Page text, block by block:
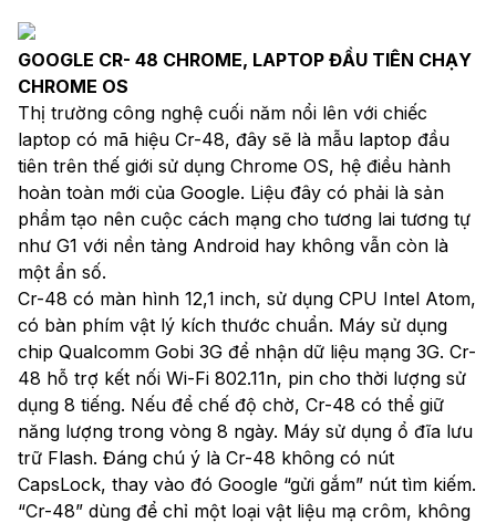
GOOGLE CR- 48 CHROME, LAPTOP ĐẦU TIÊN CHẠY
CHROME OS
Thị trường công nghệ cuối năm nổi lên với chiếc
laptop có mã hiệu Cr-48, đây sẽ là mẫu laptop đầu
tiên trên thế giới sử dụng Chrome OS, hệ điều hành
hoàn toàn mới của Google. Liệu đây có phải là sản
phẩm tạo nên cuộc cách mạng cho tương lai tương tự
như G1 với nền tảng Android hay không vẫn còn là
một ẩn số.
Cr-48 có màn hình 12,1 inch, sử dụng CPU Intel Atom,
có bàn phím vật lý kích thước chuẩn. Máy sử dụng
chip Qualcomm Gobi 3G để nhận dữ liệu mạng 3G. Cr-
48 hỗ trợ kết nối Wi-Fi 802.11n, pin cho thời lượng sử
dụng 8 tiếng. Nếu để chế độ chờ, Cr-48 có thể giữ
năng lượng trong vòng 8 ngày. Máy sử dụng ổ đĩa lưu
trữ Flash. Đáng chú ý là Cr-48 không có nút
CapsLock, thay vào đó Google “gửi gắm” nút tìm kiếm.
“Cr-48” dùng để chỉ một loại vật liệu mạ crôm, không